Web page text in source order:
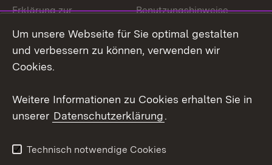
Link zum Landesportal
Erklärung zur
Benutzungshinweise
Impressum
Um unsere Webseite für Sie optimal gestalten
und verbessern zu können, verwenden wir
Cookies.
Weitere Informationen zu Cookies erhalten Sie in
unserer Datenschutzerklärung.
Technisch notwendige Cookies